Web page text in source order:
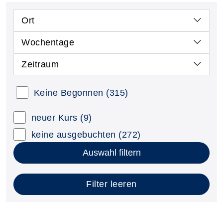
Ort
Wochentage
Zeitraum
Keine Begonnen (315)
neuer Kurs (9)
keine ausgebuchten (272)
Auswahl filtern
Filter leeren